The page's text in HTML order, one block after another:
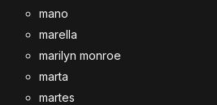
mano
marella
marilyn monroe
marta
martes